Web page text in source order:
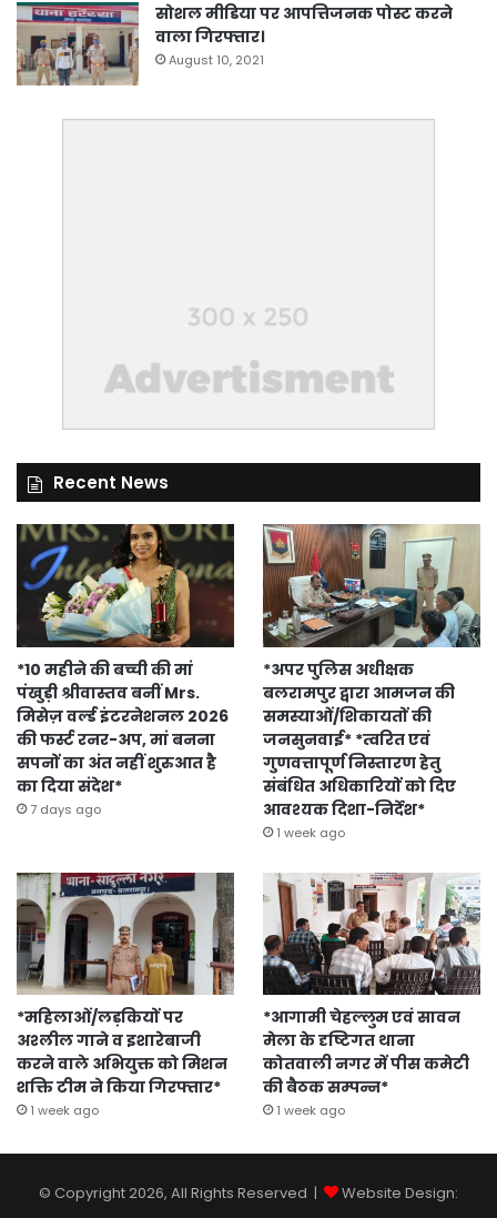
सोशल मीडिया पर आपत्तिजनक पोस्ट करने
वाला गिरफ्तार।
August 10, 2021
Recent News
*10 महीने की बच्ची की मां
पंखुड़ी श्रीवास्तव बनीं Mrs.
मिसेज़ वर्ल्ड इंटरनेशनल 2026
की फर्स्ट रनर-अप, मां बनना
सपनों का अंत नहीं शुरुआत है
का दिया संदेश*
7 days ago
*अपर पुलिस अधीक्षक
बलरामपुर द्वारा आमजन की
समस्याओं/शिकायतों की
जनसुनवाई* *त्वरित एवं
गुणवत्तापूर्ण निस्तारण हेतु
संबंधित अधिकारियों को दिए
आवश्यक दिशा-निर्देश*
1 week ago
*महिलाओं/लड़कियों पर
अश्लील गाने व इशारेबाजी
करने वाले अभियुक्त को मिशन
शक्ति टीम ने किया गिरफ्तार*
1 week ago
*आगामी चेहल्लुम एवं सावन
मेला के दृष्टिगत थाना
कोतवाली नगर में पीस कमेटी
की बैठक सम्पन्न*
1 week ago
© Copyright 2026, All Rights Reserved | Website Design: